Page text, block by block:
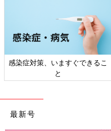
日本外来小児科学会リーフレッ
ト検討会
最新号